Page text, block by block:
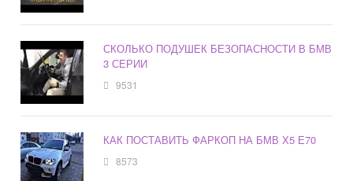
СКОЛЬКО ПОДУШЕК БЕЗОПАСНОСТИ В БМВ
3 СЕРИИ
9531
КАК ПОСТАВИТЬ ФАРКОП НА БМВ Х5 Е70
8573